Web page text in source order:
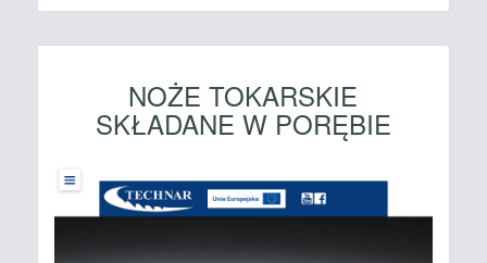
NOŻE TOKARSKIE
SKŁADANE W PORĘBIE